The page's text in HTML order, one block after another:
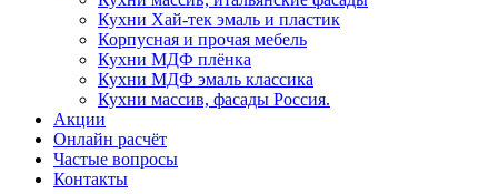
Кухни Хай-тек эмаль и пластик
Корпусная и прочая мебель
Кухни МДФ плёнка
Кухни МДФ эмаль классика
Кухни массив, фасады Россия.
Акции
Онлайн расчёт
Частые вопросы
Контакты